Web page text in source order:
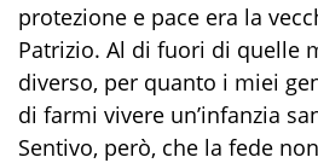
protezione e pace era la
Patrizio. Al di fuori di quelle
diverso, per quanto i miei
di farmi vivere un’infanzia
Sentivo, però, che la fede